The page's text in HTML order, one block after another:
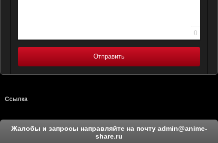
0
Отправить
Ссылка
Жалобы и запросы направляйте на почту admin@anime-
share.ru